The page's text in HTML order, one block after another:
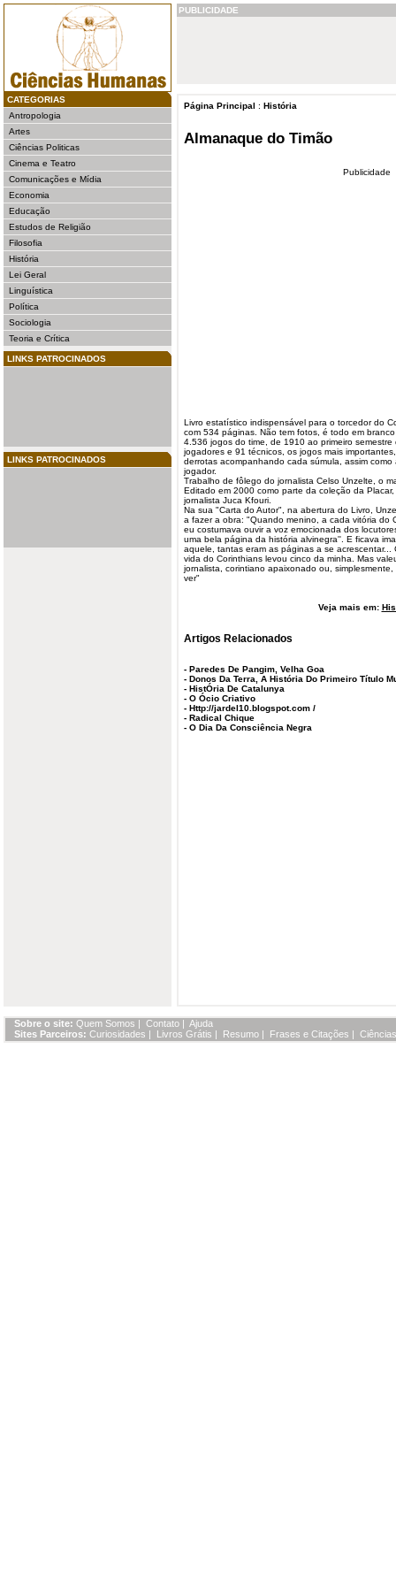
CATEGORIAS
Antropologia
Artes
Ciências Politicas
Cinema e Teatro
Comunicações e Mídia
Economia
Educação
Estudos de Religião
Filosofia
História
Lei Geral
Linguística
Política
Sociologia
Teoria e Crítica
LINKS PATROCINADOS
LINKS PATROCINADOS
PUBLICIDADE
Página Principal : História
Almanaque do Timão
Publicidade
Livro estatístico indispensável para o torcedor do
com 534 páginas. Não tem fotos, é todo em
4.536 jogos do time, de 1910 ao primeiro
jogadores e 91 técnicos, os jogos mais
derrotas acompanhando cada súmula, assim
jogador.
Trabalho de fôlego do jornalista Celso Unzelte, o
Editado em 2000 como parte da coleção da
jornalista Juca Kfouri.
Na sua "Carta do Autor", na abertura do Livro ,
a fazer a obra: "Quando menino, a cada vitória do
eu costumava ouvir a voz emocionada dos
uma bela página da história alvinegra''. E ficava
aquele, tantas eram as páginas a se
vida do Corinthians levou cinco da minha. Mas
jornalista, corintiano apaixonado ou,
ver"
Veja mais em:
Artigos Relacionados
- Paredes De Pangim, Velha Goa
- Donos Da Terra, A História Do Primeiro Título
- HistÓria De Catalunya
- O Ócio Criativo
- Http://jardel10.blogspot.com /
- Radical Chique
- O Dia Da Consciência Negra
Sobre o site: Quem Somos | Contato | Ajuda
Sites Parceiros: Curiosidades | Livros Grátis | Resumo | Frases e Citações |